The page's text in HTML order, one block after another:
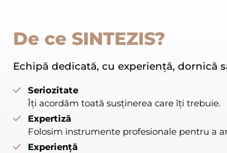
De ce SINTEZIS?
Echipă dedicată, cu experiență, dornică
Seriozitate
Îți acordăm toată susținerea care îți trebuie.
Expertiză
Folosim instrumente profesionale pentru a
Experiență